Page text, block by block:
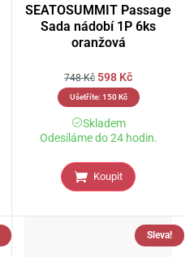
SEATOSUMMIT Passage
Sada nádobí 1P 6ks
oranžová
748Kč 598 Kč
Ušetříte: 150Kč
Skladem
Odesíláme do 24 hodin.
Koupit
Sleva!